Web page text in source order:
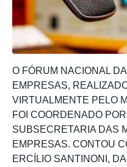
O FÓRUM NACIONAL
EMPRESAS,
VIRTUALMENTE PELO
FOI COORDENADO
SUBSECRETARIA DAS
EMPRESAS. CONTOU
ERCÍLIO SANTINONI,